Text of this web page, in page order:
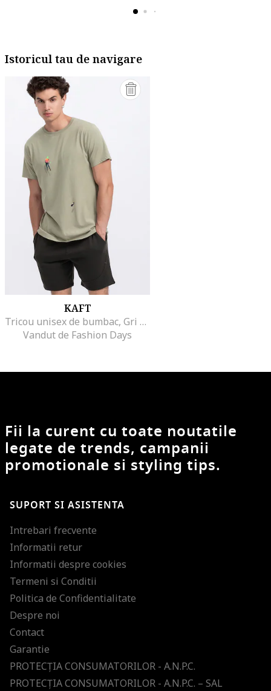
Istoricul tau de navigare
KAFT
Tricou unisex de bumbac, Gri deschis
Vandut de Fashion Days
Fii la curent cu toate noutatile
legate de trends, campanii
promotionale si styling tips.
SUPORT SI ASISTENTA
Intrebari frecvente
Informatii retur
Informatii despre cookies
Termeni si Conditii
Politica de Confidentialitate
Despre noi
Contact
Garantie
PROTECŢIA CONSUMATORILOR - A.N.P.C.
PROTECŢIA CONSUMATORILOR - A.N.P.C. – SAL